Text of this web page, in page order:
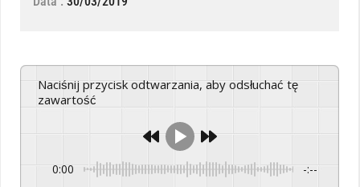
Naciśnij przycisk odtwarzania, aby odsłuchać tę
zawartość
0:00 -:--